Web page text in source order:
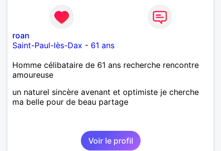
roan
Saint-Paul-lès-Dax - 61 ans
Homme célibataire de 61 ans recherche rencontre
amoureuse
un naturel sincère avenant et optimiste je cherche
ma belle pour de beau partage
Voir le profil